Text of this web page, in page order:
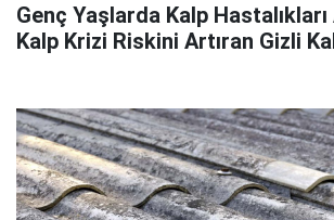
Genç Yaşlarda Kalp
Kalp Krizi Riskini Artıran Gizli